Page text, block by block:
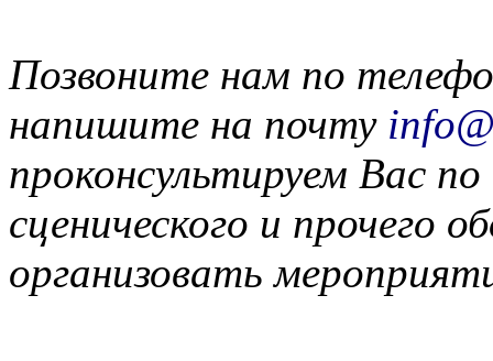
Позвоните нам по
напишите на почту
проконсультируем Вас по
сценического и прочего
организовать